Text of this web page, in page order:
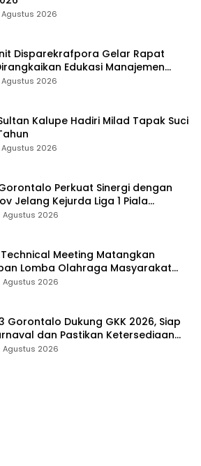
Agustus 2026
Disparekrafpora Gelar Rapat
Edukasi Manajemen
Agustus 2026
Kalupe Hadiri Milad Tapak Suci
Agustus 2026
Gorontalo Perkuat Sinergi dengan
Jelang Kejurda Liga 1 Piala
2026
Agustus 2026
Meeting Matangkan
Lomba Olahraga Masyarakat
Provinsi Gorontalo
Agustus 2026
Gorontalo Dukung GKK 2026, Siap
dan Pastikan Ketersediaan
Agustus 2026